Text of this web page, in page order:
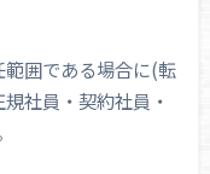
囲である場合に(転
社員・契約社員・